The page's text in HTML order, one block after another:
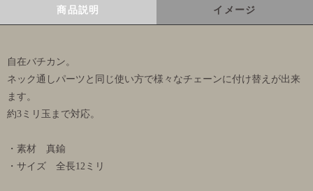
商品説明 イメージ
自在バチカン。
ネック通しパーツと同じ使い方で様々なチェーンに付け替えが出来
ます。
約3ミリ玉まで対応。
・素材 真鍮
・サイズ 全長12ミリ